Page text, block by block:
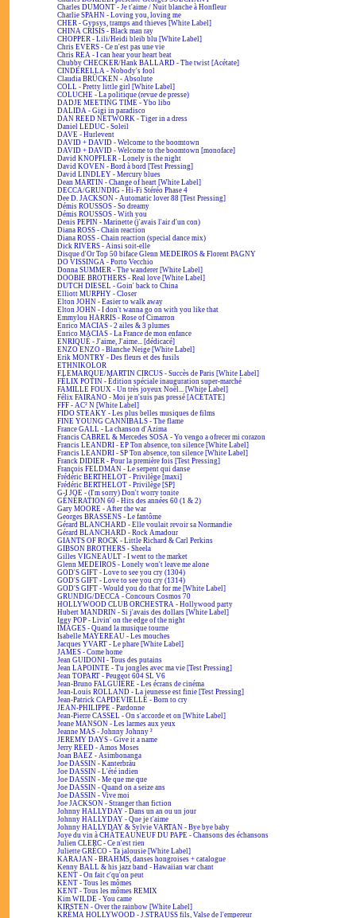
Charles DUMONT - Je t'aime / Nuit blanche à Honfleur
Charlie SPAHN - Loving you, loving me
CHER - Gypsys, tramps and thieves [White Label]
CHINA CRISIS - Black man ray
CHOPPER - Lili/Heidi bleib blu [White Label]
Chris EVERS - Ce n'est pas une vie
Chris REA - I can hear your heart beat
Chubby CHECKER/Hank BALLARD - The twist [Acétate]
CINDERELLA - Nobody's fool
Claudia BRÜCKEN - Absolute
COLL - Pretty little girl [White Label]
COLUCHE - La politique (revue de presse)
DADJE MEETING TIME - Ybo libo
DALIDA - Gigi in paradisco
DAN REED NETWORK - Tiger in a dress
Daniel LEDUC - Soleil
DAVE - Hurlevent
DAVID + DAVID - Welcome to the boomtown
DAVID + DAVID - Welcome to the boomtown [monoface]
David KNOPFLER - Lonely is the night
David KOVEN - Bord à bord [Test Pressing]
David LINDLEY - Mercury blues
Dean MARTIN - Change of heart [White Label]
DECCA/GRUNDIG - Hi-Fi Stéréo Phase 4
Dee D. JACKSON - Automatic lover 88 [Test Pressing]
Démis ROUSSOS - So dreamy
Démis ROUSSOS - With you
Denis PEPIN - Marinette (j'avais l'air d'un con)
Diana ROSS - Chain reaction
Diana ROSS - Chain reaction (special dance mix)
Dick RIVERS - Ainsi soit-elle
Disque d'Or Top 50 biface Glenn MEDEIROS & Florent PAGNY
DO VISSINGA - Porto Vecchio
Donna SUMMER - The wanderer [White Label]
DOOBIE BROTHERS - Real love [White Label]
DUTCH DIESEL - Goin' back to China
Elliott MURPHY - Closer
Elton JOHN - Easier to walk away
Elton JOHN - I don't wanna go on with you like that
Emmylou HARRIS - Rose of Cimarron
Enrico MACIAS - 2 ailes & 3 plumes
Enrico MACIAS - La France de mon enfance
ENRIQUÉ - J'aime, J'aime... [dédicacé]
ENZO ENZO - Blanche Neige [White Label]
Erik MONTRY - Des fleurs et des fusils
ETHNIKOLOR
F.LEMARQUE/MARTIN CIRCUS - Succès de Paris [White Label]
FÉLIX POTIN - Édition spéciale inauguration super-marché
FAMILLE FOUX - Un très joyeux Noël... [White Label]
Félix FAIRANO - Moi je n'suis pas pressé [ACÉTATE]
FFF - AC² N [White Label]
FIDO STEAKY - Les plus belles musiques de films
FINE YOUNG CANNIBALS - The flame
France GALL - La chanson d'Azima
Francis CABREL & Mercedes SOSA - Yo vengo a ofrecer mi corazon
Francis LEANDRI - EP Ton absence, ton silence [White Label]
Francis LEANDRI - SP Ton absence, ton silence [White Label]
Franck DIDIER - Pour la première fois [Test Pressing]
François FELDMAN - Le serpent qui danse
Frédéric BERTHELOT - Privilège [maxi]
Frédéric BERTHELOT - Privilège [SP]
G-I JOE - (I'm sorry) Don't worry tonite
GÉNÉRATION 60 - Hits des années 60 (1 & 2)
Gary MOORE - After the war
Georges BRASSENS - Le fantôme
Gérard BLANCHARD - Elle voulait revoir sa Normandie
Gérard BLANCHARD - Rock Amadour
GIANTS OF ROCK - Little Richard & Carl Perkins
GIBSON BROTHERS - Sheela
Gilles VIGNEAULT - I went to the market
Glenn MEDEIROS - Lonely won't leave me alone
GOD'S GIFT - Love to see you cry (1304)
GOD'S GIFT - Love to see you cry (1314)
GOD'S GIFT - Would you do that for me [White Label]
GRUNDIG/DECCA - Concours Cosmos 70
HOLLYWOOD CLUB ORCHESTRA - Hollywood party
Hubert MANDRIN - Si j'avais des dollars [White Label]
Iggy POP - Livin' on the edge of the night
IMAGES - Quand la musique tourne
Isabelle MAYEREAU - Les mouches
Jacques YVART - Le phare [White Label]
JAMES - Come home
Jean GUIDONI - Tous des putains
Jean LAPOINTE - Tu jongles avec ma vie [Test Pressing]
Jean TOPART - Peugeot 604 SL V6
Jean-Bruno FALGUIÈRE - Les écrans de cinéma
Jean-Louis ROLLAND - La jeunesse est finie [Test Pressing]
Jean-Patrick CAPDEVIELLE - Born to cry
JEAN-PHILIPPE - Pardonne
Jean-Pierre CASSEL - On s'accorde et on [White Label]
Jeane MANSON - Les larmes aux yeux
Jeanne MAS - Johnny Johnny ²
JEREMY DAYS - Give it a name
Jerry REED - Amos Moses
Joan BAEZ - Asimbonanga
Joe DASSIN - Kanterbräu
Joe DASSIN - L'été indien
Joe DASSIN - Me que me que
Joe DASSIN - Quand on a seize ans
Joe DASSIN - Vive moi
Joe JACKSON - Stranger than fiction
Johnny HALLYDAY - Dans un an ou un jour
Johnny HALLYDAY - Que je t'aime
Johnny HALLYDAY & Sylvie VARTAN - Bye bye baby
Joye du vin à CHÂTEAUNEUF DU PAPE - Chansons des échansons
Julien CLERC - Ce n'est rien
Juliette GRÉCO - Ta jalousie [White Label]
KARAJAN - BRAHMS, danses hongroises + catalogue
Kenny BALL & his jazz band - Hawaiian war chant
KENT - On fait c'qu'on peut
KENT - Tous les mômes
KENT - Tous les mômes REMIX
Kim WILDE - You came
KIRSTEN - Over the rainbow [White Label]
KRÉMA HOLLYWOOD - J.STRAUSS fils, Valse de l'empereur